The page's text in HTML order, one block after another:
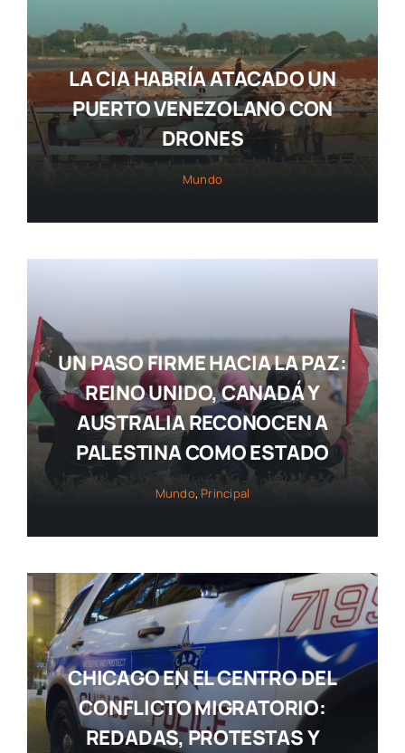
LA CIA HABRÍA ATACADO UN
PUERTO VENEZOLANO CON
DRONES
Mundo
UN PASO FIRME HACIA LA PAZ:
REINO UNIDO, CANADÁ Y
AUSTRALIA RECONOCEN A
PALESTINA COMO ESTADO
Mundo, Principal
CHICAGO EN EL CENTRO DEL
CONFLICTO MIGRATORIO:
REDADAS, PROTESTAS Y